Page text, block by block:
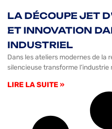
LA DÉCOUPE JET
ET INNOVATION
INDUSTRIEL
Dans les ateliers modernes de la
silencieuse transforme l’industrie
LIRE LA SUITE »